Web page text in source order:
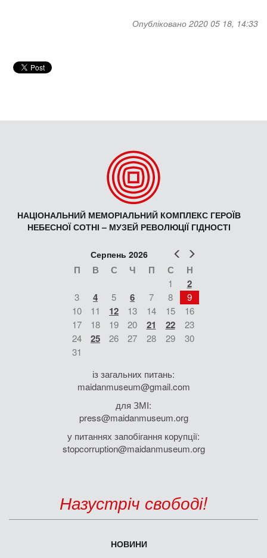
Опубліковано 2020 05 18, 14:33
НАЦІОНАЛЬНИЙ МЕМОРІАЛЬНИЙ КОМПЛЕКС ГЕРОЇВ
НЕБЕСНОЇ СОТНІ – МУЗЕЙ РЕВОЛЮЦІЇ ГІДНОСТІ
Попер
Серпень 2026
П В С Ч П С Н
1 2
3 4 5 6 7 8
9
10
11 12 13 14 15
16
17
18 19 20 21 22
23
24
25 26 27 28 29
30
31
із загальних питань:
maidanmuseum@gmail.com
для ЗМІ:
press@maidanmuseum.org
у питаннях запобігання корупції:
stopcorruption@maidanmuseum.org
Назустріч свободі!
НОВИНИ